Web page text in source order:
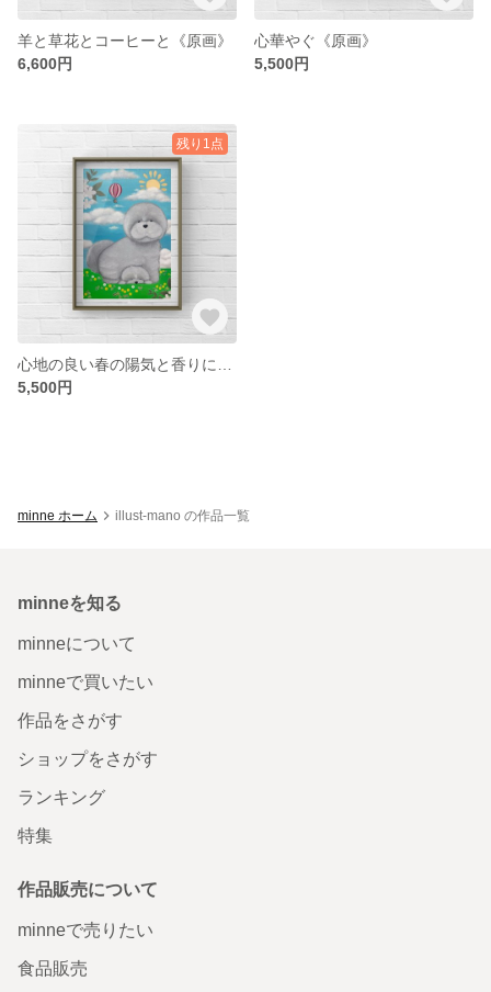
羊と草花とコーヒーと《原画》
6,600円
心華やぐ《原画》
5,500円
残り1点
5,500円
minne ホーム illust-mano の作品一覧
minneを知る
minneについて
minneで買いたい
作品をさがす
ショップをさがす
ランキング
特集
作品販売について
minneで売りたい
食品販売